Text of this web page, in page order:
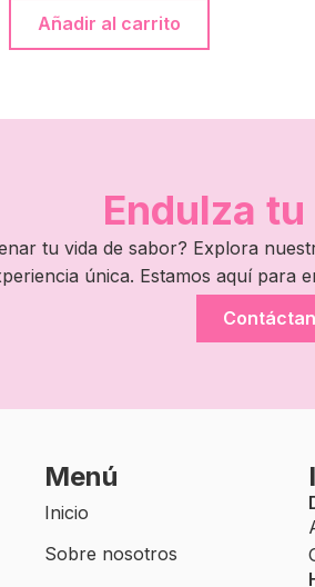
Añadir al carrito
Endulza
tu vida de sabor? Explora
única. Estamos aquí para
Menú
Inicio
Sobre nosotros